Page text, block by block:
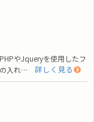
やJqueryを使用したフ
入れ…
詳しく見る